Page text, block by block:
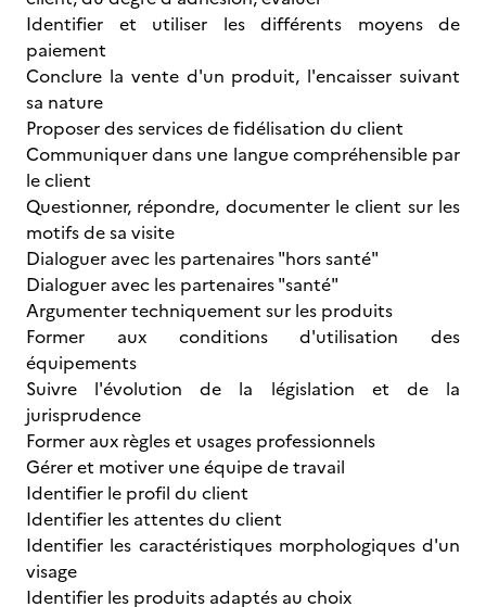
Identifier et utiliser les différents moyens de
paiement
Conclure la vente d'un produit, l'encaisser suivant
sa nature
Proposer des services de fidélisation du client
Communiquer dans une langue compréhensible par
le client
Questionner, répondre, documenter le client sur les
motifs de sa visite
Dialoguer avec les partenaires "hors santé"
Dialoguer avec les partenaires "santé"
Argumenter techniquement sur les produits
Former aux conditions d'utilisation des
équipements
Suivre l'évolution de la législation et de la
jurisprudence
Former aux règles et usages professionnels
Gérer et motiver une équipe de travail
Identifier le profil du client
Identifier les attentes du client
Identifier les caractéristiques morphologiques d'un
visage
Identifier les produits adaptés au choix